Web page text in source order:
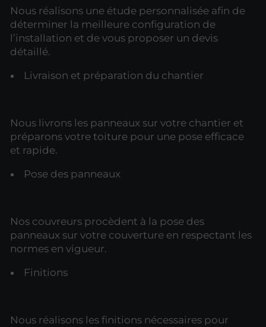
Nous réalisons une étude personnalisée afin de
déterminer la meilleure configuration de
l’installation et de vous proposer un devis
détaillé.
Livraison et préparation du chantier
Nous livrons les panneaux sur votre chantier et
préparons votre toiture pour une pose efficace
et rapide.
Pose des panneaux
Nos couvreurs procèdent à la pose des
panneaux sur votre couverture en respectant les
normes en vigueur.
Finitions
Nous réalisons les finitions nécessaires pour